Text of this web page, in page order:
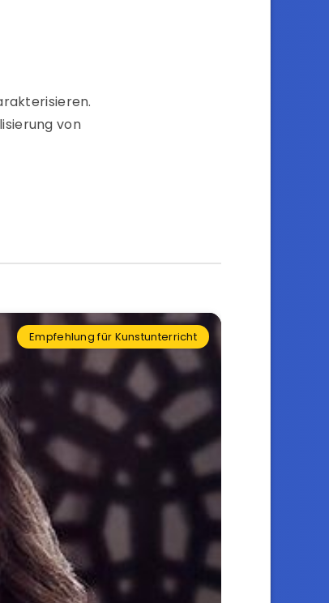
von
Empfehlung für Kunstunterricht